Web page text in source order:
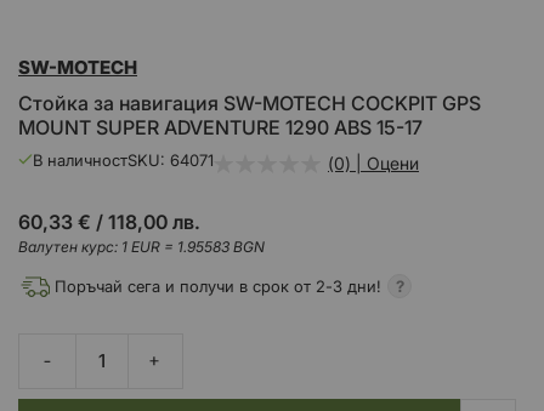
към
на
галерия
със
Стойка за навигация SW-MOTECH COCKPIT GPS
MOUNT SUPER ADVENTURE 1290 ABS 15-17
SW-MOTECH
В наличностSKU 64071 (0) | Оцени
60,33 € / 118,00 лв.
Валутен курс: 1 EUR = 1.95583 BGN
Поръчай сега и получи в срок от 2-3 дни!